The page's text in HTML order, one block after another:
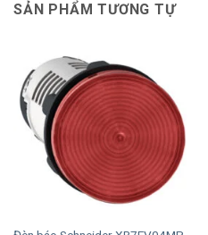
SẢN PHẨM TƯƠNG TỰ